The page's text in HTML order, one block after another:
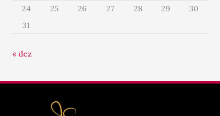
24
25 26 27 28 29
30
31
« dez